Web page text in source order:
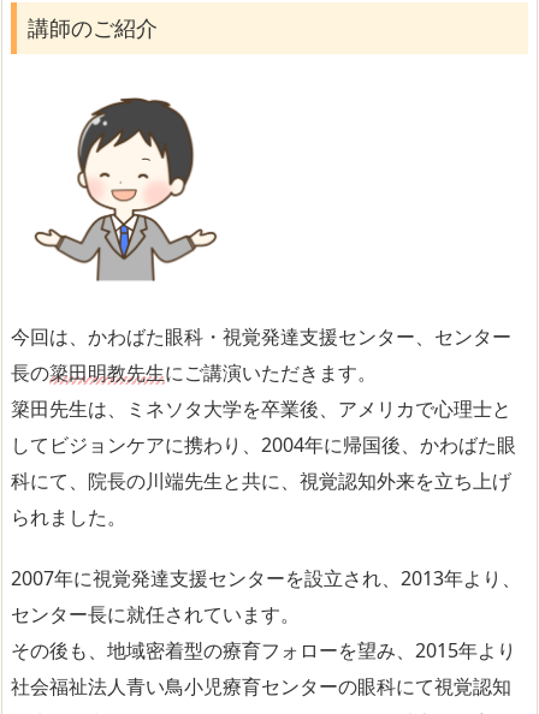
講師のご紹介
今回は、かわばた眼科・視覚発達支援センター、センター
長の簗田明教先生にご講演いただきます。
簗田先生は、ミネソタ大学を卒業後、アメリカで心理士と
してビジョンケアに携わり、2004年に帰国後、かわばた眼
科にて、院長の川端先生と共に、視覚認知外来を立ち上げ
られました。
2007年に視覚発達支援センターを設立され、2013年より、
センター長に就任されています。
その後も、地域密着型の療育フォローを望み、2015年より
社会福祉法人青い鳥小児療育センターの眼科にて視覚認知